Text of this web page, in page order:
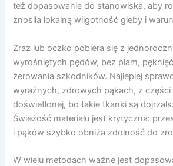
też dopasowanie do stanowiska, aby
znosiła lokalną wilgotność gleby i
Zraz lub oczko pobiera się z
wyrośniętych pędów, bez plam,
żerowania szkodników. Najlepiej
wyraźnych, zdrowych pąkach, z części
doświetlonej, bo takie tkanki są
Świeżość materiału jest krytyczna:
i pąków szybko obniża zdolność do
W wielu metodach ważne jest